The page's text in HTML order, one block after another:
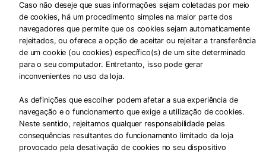
Caso não deseje que suas informações sejam coletadas por meio
de cookies, há um procedimento simples na maior parte dos
navegadores que permite que os cookies sejam automaticamente
rejeitados, ou oferece a opção de aceitar ou rejeitar a transferência
de um cookie (ou cookies) específico(s) de um site determinado
para o seu computador. Entretanto, isso pode gerar
inconvenientes no uso da loja.
As definições que escolher podem afetar a sua experiência de
navegação e o funcionamento que exige a utilização de cookies.
Neste sentido, rejeitamos qualquer responsabilidade pelas
consequências resultantes do funcionamento limitado da loja
provocado pela desativação de cookies no seu dispositivo